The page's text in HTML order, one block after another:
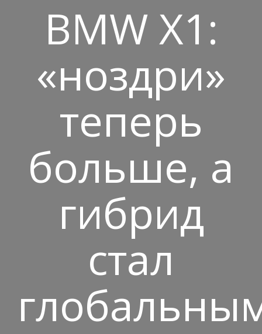
BMW X1:
«ноздри»
теперь
больше, а
гибрид
стал